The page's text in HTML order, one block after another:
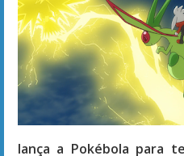
lança a Pokébola para